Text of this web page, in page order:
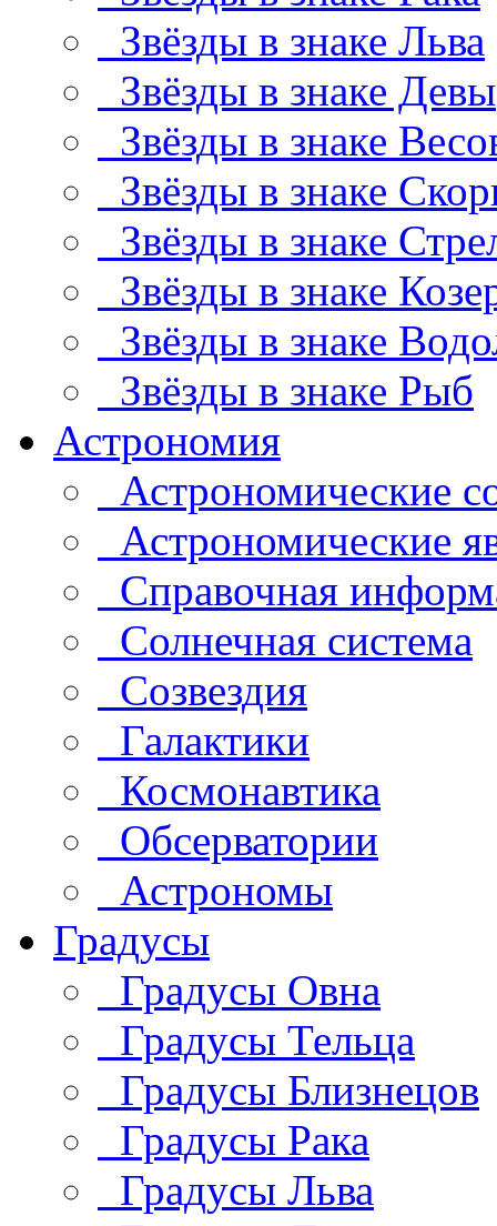
Звёзды в знаке Льва
Звёзды в знаке Девы
Звёзды в знаке
Звёзды в знаке
Звёзды в знаке
Звёзды в знаке
Звёзды в знаке
Звёзды в знаке Рыб
Астрономия
Астрономические
Астрономические
Справочная
Солнечная система
Созвездия
Галактики
Космонавтика
Обсерватории
Астрономы
Градусы
Градусы Овна
Градусы Тельца
Градусы Близнецов
Градусы Рака
Градусы Льва